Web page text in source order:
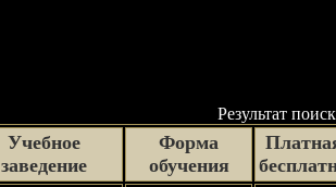
Результат
Учебное
заведение
Форма
обучения